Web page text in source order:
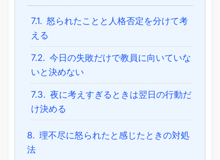
7.1. 怒られたことと人格否定を分けて考
える
7.2. 今日の失敗だけで教員に向いていな
いと決めない
7.3. 夜に考えすぎるときは翌日の行動だ
け決める
8. 理不尽に怒られたと感じたときの対処
法